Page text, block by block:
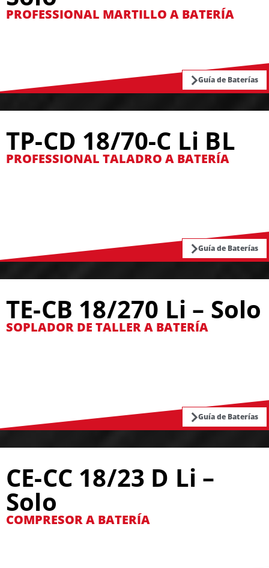
PROFESSIONAL MARTILLO A BATERÍA
Guía de Baterías
TP-CD 18/70-C Li BL
PROFESSIONAL TALADRO A BATERÍA
Guía de Baterías
TE-CB 18/270 Li – Solo
SOPLADOR DE TALLER A BATERÍA
Guía de Baterías
CE-CC 18/23 D Li –
Solo
COMPRESOR A BATERÍA